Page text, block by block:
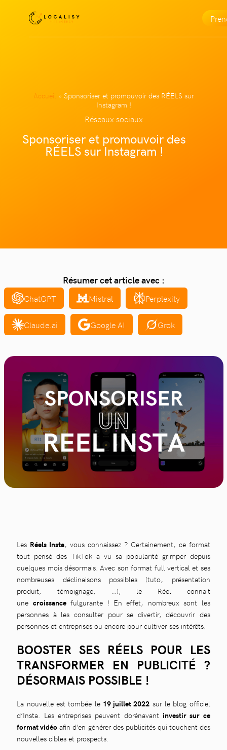
Accueil » Sponsoriser et promouvoir des RÉELS sur
Instagram !
Réseaux sociaux
Sponsoriser et promouvoir des
RÉELS sur Instagram !
Résumer cet article avec :
ChatGPT Mistral Perplexity
Claude.ai Google AI Grok
Les Réels Insta, vous connaissez ? Certainement, ce format
tout pensé des TikTok a vu sa popularité grimper depuis
quelques mois désormais. Avec son format full vertical et ses
nombreuses déclinaisons possibles (tuto, présentation
produit, témoignage, …), le Réel connait
une croissancefulgurante ! En effet, nombreux sont les
personnes à les consulter pour se divertir, découvrir des
personnes et entreprises ou encore pour cultiver ses intérêts.
BOOSTER SES RÉELS POUR LES
TRANSFORMER EN PUBLICITÉ ?
DÉSORMAIS POSSIBLE !
La nouvelle est tombée le 19 juillet 2022 sur le blog officiel
d’Insta. Les entreprises peuvent dorénavant investir sur ce
format vidéo afin d’en générer des publicités qui touchent des
nouvelles cibles et prospects.